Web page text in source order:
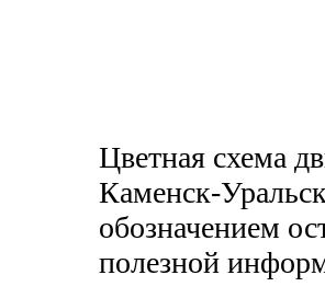
Цветная схема
Каменск-
обозначением
полезной